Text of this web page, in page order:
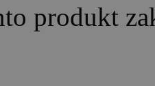
produkt